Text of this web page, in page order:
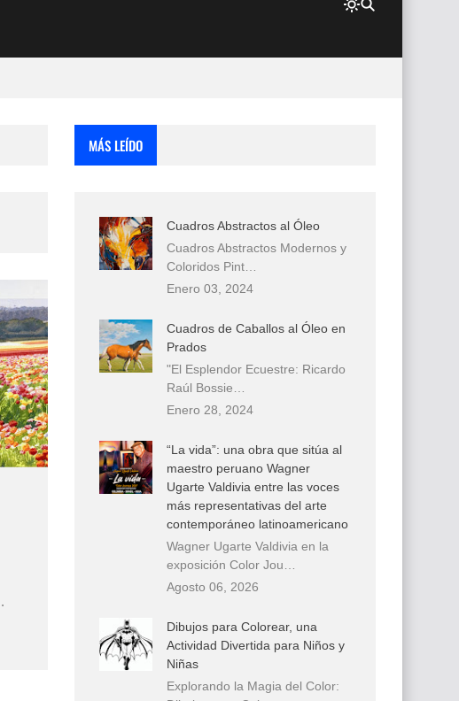
MÁS LEÍDO
Cuadros Abstractos al Óleo
Cuadros Abstractos Modernos y
Coloridos Pint…
Enero 03, 2024
Cuadros de Caballos al Óleo en
Prados
"El Esplendor Ecuestre: Ricardo
Raúl Bossie…
Enero 28, 2024
“La vida”: una obra que sitúa al
maestro peruano Wagner
Ugarte Valdivia entre las voces
más representativas del arte
contemporáneo latinoamericano
Wagner Ugarte Valdivia en la
exposición Color Jou…
Agosto 06, 2026
Dibujos para Colorear, una
Actividad Divertida para Niños y
Niñas
Explorando la Magia del Color: